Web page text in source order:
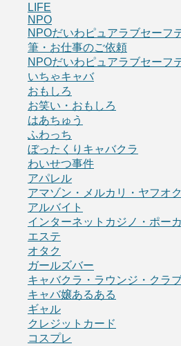
LIFE
NPO
NPOだいわピュアラブセーフ
筆・お仕事のご依頼
NPOだいわピュアラブセーフ
いちゃキャバ
おもしろ
お笑い・おもしろ
はあちゅう
ふわっち
ぼったくりキャバクラ
わいせつ事件
アパレル
アマゾン・メルカリ・ヤフオク
アルバイト
インターネットカジノ・ポー
エステ
オタク
ガールズバー
キャバクラ・ラウンジ・クラ
キャバ嬢あるある
ギャル
クレジットカード
コスプレ